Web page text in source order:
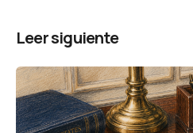
Leer siguiente